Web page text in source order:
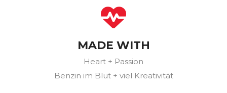
MADE WITH
Heart + Passion
Benzin im Blut + viel Kreativität